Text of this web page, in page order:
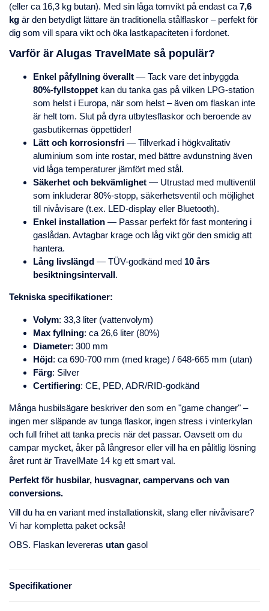
Specifikationer
(eller ca 16,3 kg butan). Med sin låga tomvikt på endast ca 7,6
kg är den betydligt lättare än traditionella stålflaskor – perfekt för
dig som vill spara vikt och öka lastkapaciteten i fordonet.
Varför är Alugas TravelMate så populär?
Enkel påfyllning överallt — Tack vare det inbyggda
80%-fyllstoppet kan du tanka gas på vilken LPG-station
som helst i Europa, när som helst – även om flaskan inte
är helt tom. Slut på dyra utbytesflaskor och beroende av
gasbutikernas öppettider!
Lätt och korrosionsfri — Tillverkad i högkvalitativ
aluminium som inte rostar, med bättre avdunstning även
vid låga temperaturer jämfört med stål.
Säkerhet och bekvämlighet — Utrustad med multiventil
som inkluderar 80%-stopp, säkerhetsventil och möjlighet
till nivåvisare (t.ex. LED-display eller Bluetooth).
Enkel installation — Passar perfekt för fast montering i
gaslådan. Avtagbar krage och låg vikt gör den smidig att
hantera.
Lång livslängd — TÜV-godkänd med 10 års
besiktningsintervall.
Tekniska specifikationer:
Volym: 33,3 liter (vattenvolym)
Max fyllning: ca 26,6 liter (80%)
Diameter: 300 mm
Höjd: ca 690-700 mm (med krage) / 648-665 mm (utan)
Färg: Silver
Certifiering: CE, PED, ADR/RID-godkänd
Många husbilsägare beskriver den som en "game changer" –
ingen mer släpande av tunga flaskor, ingen stress i vinterkylan
och full frihet att tanka precis när det passar. Oavsett om du
campar mycket, åker på långresor eller vill ha en pålitlig lösning
året runt är TravelMate 14 kg ett smart val.
Perfekt för husbilar, husvagnar, campervans och van
conversions.
Vill du ha en variant med installationskit, slang eller nivåvisare?
Vi har kompletta paket också!
OBS. Flaskan levereras utan gasol